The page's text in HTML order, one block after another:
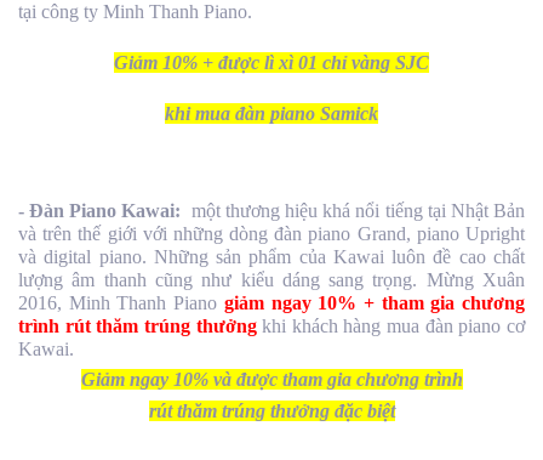
tại công ty Minh Thanh Piano.
Giảm 10% + được lì xì 01 chỉ vàng SJC
khi mua đàn piano Samick
- Đàn Piano Kawai: một thương hiệu khá nổi tiếng tại Nhật Bản
và trên thế giới với những dòng đàn piano Grand, piano Upright
và digital piano. Những sản phẩm của Kawai luôn đề cao chất
lượng âm thanh cũng như kiểu dáng sang trọng. Mừng Xuân
2016, Minh Thanh Piano giảm ngay 10% + tham gia chương
trình rút thăm trúng thưởngkhi khách hàng mua đàn piano cơ
Kawai.
Giảm ngay 10% và được tham gia chương trình
rút thăm trúng thưởng đặc biệt